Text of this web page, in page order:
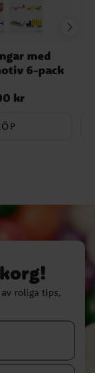
med
6-pack
5,00 kr
kr
roliga tips,